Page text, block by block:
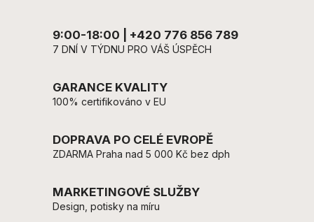
9:00-18:00 | +420 776 856 789
7 DNÍ V TÝDNU PRO VÁŠ ÚSPĚCH
GARANCE KVALITY
100% certifikováno v EU
DOPRAVA PO CELÉ EVROPĚ
ZDARMA Praha nad 5 000 Kč bez dph
MARKETINGOVÉ SLUŽBY
Design, potisky na míru